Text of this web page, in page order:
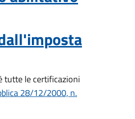
tutte le certificazioni
28/12/2000, n.